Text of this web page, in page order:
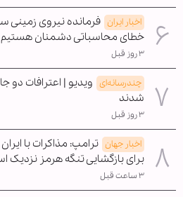
اخبار ایران فرمانده نیروی زمینی
خطای محاسباتی دشمنان هستیم
۳ روز قبل
چندرسانه‌ای ویدیو | اعترافات
شدند
۳ روز قبل
اخبار جهان ترامپ: مذاکرات با
برای بازگشایی تنگه هرمز نزدیک
۳ ساعت قبل